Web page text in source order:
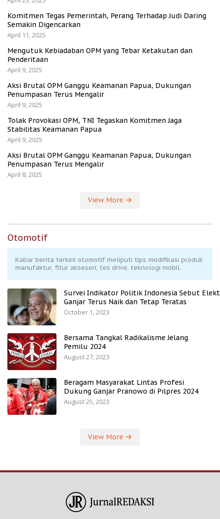
Komitmen Tegas Pemerintah, Perang Terhadap Judi Daring
Semakin Digencarkan
April 11, 2025
Mengutuk Kebiadaban OPM yang Tebar Ketakutan dan
Penderitaan
April 9, 2025
Aksi Brutal OPM Ganggu Keamanan Papua, Dukungan
Penumpasan Terus Mengalir
April 9, 2025
Tolak Provokasi OPM, TNI Tegaskan Komitmen Jaga
Stabilitas Keamanan Papua
April 9, 2025
Aksi Brutal OPM Ganggu Keamanan Papua, Dukungan
Penumpasan Terus Mengalir
April 8, 2025
View More
Otomotif
Kabar berita terkini otomotif meliputi tips modifikasi produk
manufaktur, fitur aksesori, tes drive, teknologi mobil.
Survei Indikator Politik Indonesia Sebut
Ganjar Terus Naik dan Tetap Teratas
October 1, 2023
Bersama Tangkal Radikalisme Jelang
Pemilu 2024
August 27, 2023
Beragam Masyarakat Lintas Profesi
Dukung Ganjar Pranowo di Pilpres 2024
August 25, 2023
View More